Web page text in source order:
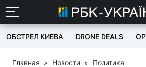
ОБСТРЕЛ КИЕВА DRONE DEALS
Главная » Новости » Политика